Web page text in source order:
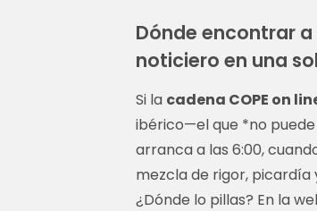
Dónde encontrar
noticiero en una
Si la cadena COPE on
ibérico—el que *no puede
arranca a las 6:00,
mezcla de rigor, picardía
¿Dónde lo pillas? En la